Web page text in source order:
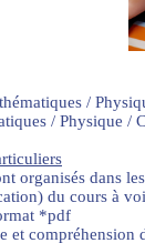
/
/ Physique /
organisés dans
du cours à
*pdf
et compréhension